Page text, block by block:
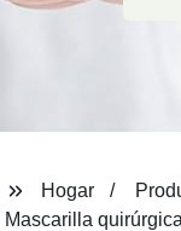
Hogar
Mascarilla